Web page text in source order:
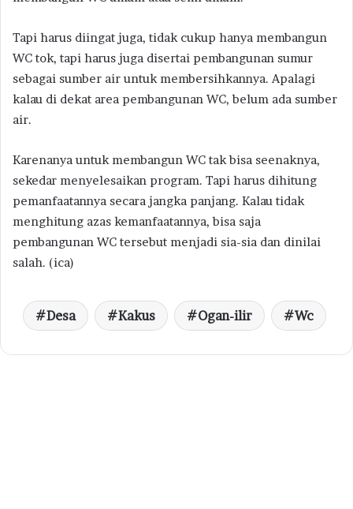
Tapi harus diingat juga, tidak cukup hanya membangun
WC tok, tapi harus juga disertai pembangunan sumur
sebagai sumber air untuk membersihkannya. Apalagi
kalau di dekat area pembangunan WC, belum ada sumber
air.
Karenanya untuk membangun WC tak bisa seenaknya,
sekedar menyelesaikan program. Tapi harus dihitung
pemanfaatannya secara jangka panjang. Kalau tidak
menghitung azas kemanfaatannya, bisa saja
pembangunan WC tersebut menjadi sia-sia dan dinilai
salah. (ica)
Desa Kakus Ogan-ilir Wc